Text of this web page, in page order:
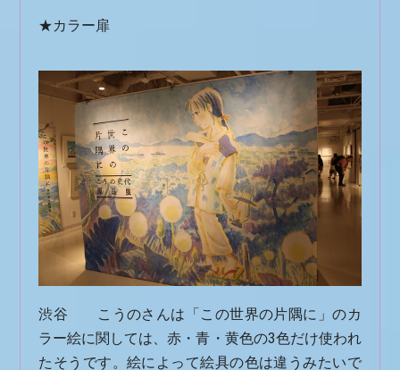
★カラー扉
渋谷 こうのさんは「この世界の片隅に」のカ
ラー絵に関しては、赤・青・黄色の3色だけ使われ
たそうです。絵によって絵具の色は違うみたいで